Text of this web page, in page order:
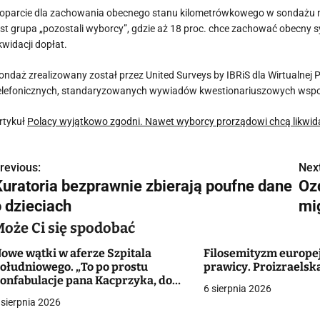
dla zachowania obecnego stanu kilometrówkowego w
grupa „pozostali wyborcy”, gdzie aż 18 proc. chce zachować obecny
dopłat.
zrealizowany został przez United Surveys by IBRiS dla
standaryzowanych wywiadów kwestionariuszowych
Polacy wyjątkowo zgodni. Nawet wyborcy prorządowi chcą
bezprawnie zbierają poufne dane
dzieciach
Ci się spodobać
wątki w aferze Szpitala
„To po prostu
pana Kacprzyka, do
2026
Filosemityzm
prawicy.
6 sierpnia 2026